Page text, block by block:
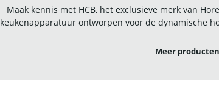
Maak kennis met HCB, het exclusieve merk van
keukenapparatuur ontworpen voor de dynamische
Meer producten